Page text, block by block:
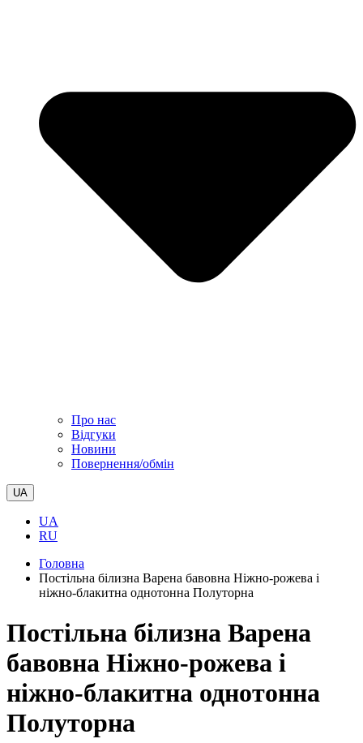
Про нас
Відгуки
Новини
Повернення/обмін
UA
UA
RU
Головна
Постільна білизна Варена бавовна Ніжно-рожева і
ніжно-блакитна однотонна Полуторна
Постільна білизна Варена
бавовна Ніжно-рожева і
ніжно-блакитна однотонна
Полуторна